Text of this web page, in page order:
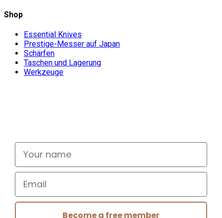
Shop
Essential Knives
Prestige-Messer auf Japan
Schärfen
Taschen und Lagerung
Werkzeuge
Your name
Email
Become a free member